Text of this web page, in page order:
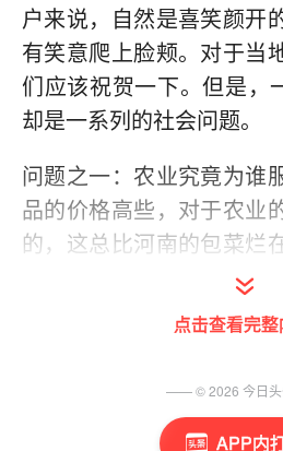
APP内
户来说，自然是喜笑颜开
有笑意爬上脸颊。对于当
们应该祝贺一下。但是，
却是一系列的社会问题。
问题之一：农业究竟为谁
品的价格高些，对于农业
的，这总比河南的包菜烂
菜换不来一碗烩面，伤了
们也需要知道的是，农
种植户都走高端路线的话
姓喝啥？这警示我们在抓
点击查看完
—— ©2026 今日